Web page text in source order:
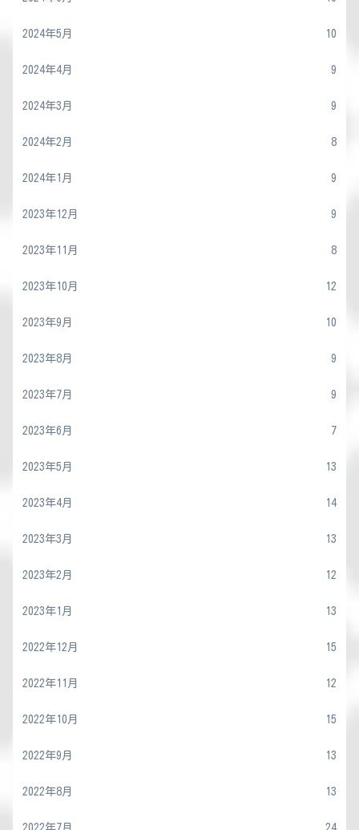
2024年5月 10
2024年4月 9
2024年3月 9
2024年2月 8
2024年1月 9
2023年12月 9
2023年11月 8
2023年10月 12
2023年9月 10
2023年8月 9
2023年7月 9
2023年6月 7
2023年5月 13
2023年4月 14
2023年3月 13
2023年2月 12
2023年1月 13
2022年12月 15
2022年11月 12
2022年10月 15
2022年9月 13
2022年8月 13
2022年7月 24